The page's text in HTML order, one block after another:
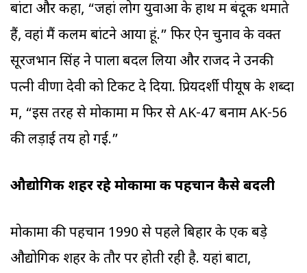
बांटा और कहा, “जहां लोग युवाओं के हाथ में बंदूक थमाते
हैं, वहां मैं कलम बांटने आया हूं.” फिर ऐन चुनाव के वक्त
सूरजभान सिंह ने पाला बदल लिया और राजद ने उनकी
पत्नी वीणा देवी को टिकट दे दिया. प्रियदर्शी पीयूष के शब्दों
में, “इस तरह से मोकामा में फिर से AK-47 बनाम AK-56
की लड़ाई तय हो गई.”
औद्योगिक शहर रहे मोकामा की पहचान कैसे बदली
मोकामा की पहचान 1990 से पहले बिहार के एक बड़े
औद्योगिक शहर के तौर पर होती रही है. यहां बाटा,